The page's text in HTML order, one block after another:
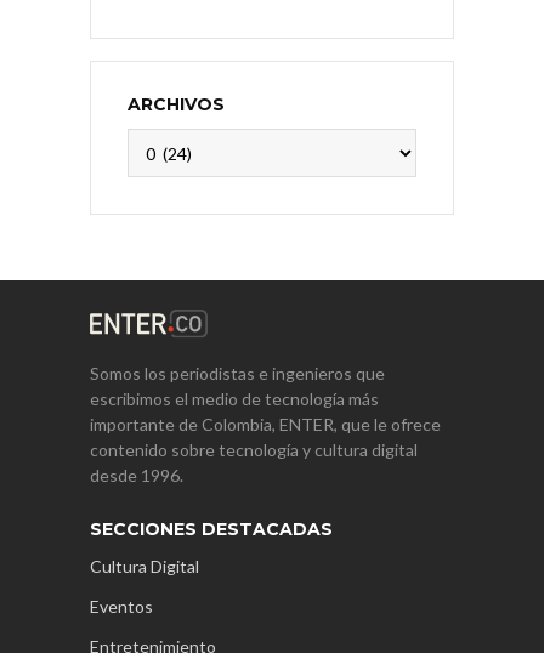
ARCHIVOS
Somos los periodistas e ingenieros que
escribimos el medio de tecnología más
importante de Colombia, ENTER, que le ofrece
contenido sobre tecnología y cultura digital
desde 1996.
SECCIONES DESTACADAS
Cultura Digital
Eventos
Entretenimiento